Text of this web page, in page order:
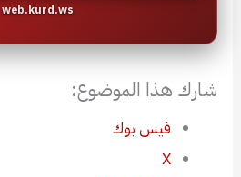
web.kurd.ws
شارك هذا الموضوع:
فيس بوك
X